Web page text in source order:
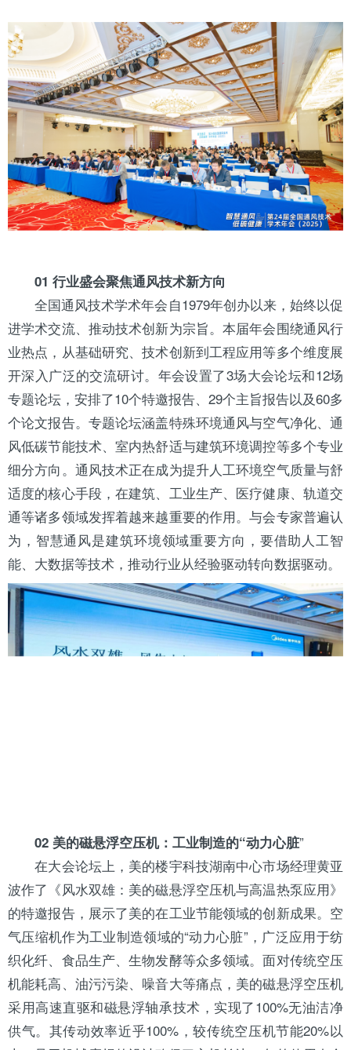
01 行业盛会聚焦通风技术新方向
全国通风技术学术年会自1979年创办以来，始终以促
进学术交流、推动技术创新为宗旨。本届年会围绕通风行
业热点，从基础研究、技术创新到工程应用等多个维度展
开深入广泛的交流研讨。年会设置了3场大会论坛和12场
专题论坛，安排了10个特邀报告、29个主旨报告以及60多
个论文报告。专题论坛涵盖特殊环境通风与空气净化、通
风低碳节能技术、室内热舒适与建筑环境调控等多个专业
细分方向。通风技术正在成为提升人工环境空气质量与舒
适度的核心手段，在建筑、工业生产、医疗健康、轨道交
通等诸多领域发挥着越来越重要的作用。与会专家普遍认
为，智慧通风是建筑环境领域重要方向，要借助人工智
能、大数据等技术，推动行业从经验驱动转向数据驱动。
02 美的磁悬浮空压机：工业制造的“动力心脏”
在大会论坛上，美的楼宇科技湖南中心市场经理黄亚
波作了《风水双雄：美的磁悬浮空压机与高温热泵应用》
的特邀报告，展示了美的在工业节能领域的创新成果。空
气压缩机作为工业制造领域的“动力心脏”，广泛应用于纺
织化纤、食品生产、生物发酵等众多领域。面对传统空压
机能耗高、油污污染、噪音大等痛点，美的磁悬浮空压机
采用高速直驱和磁悬浮轴承技术，实现了100%无油洁净
供气。其传动效率近乎100%，较传统空压机节能20%以